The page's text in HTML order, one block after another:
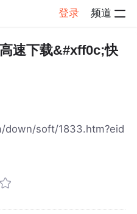
登录 频道
情
速下载&#xff0c;快
down/soft/1833.htm?eid